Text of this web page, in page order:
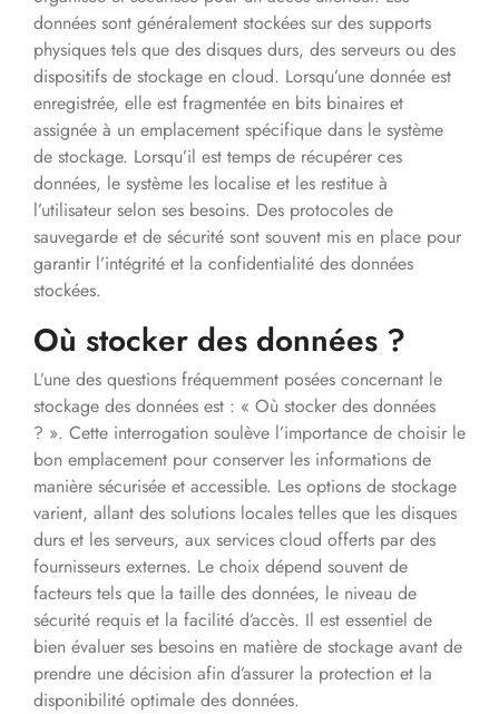
données sont généralement stockées sur des supports
physiques tels que des disques durs, des serveurs ou des
dispositifs de stockage en cloud. Lorsqu’une donnée est
enregistrée, elle est fragmentée en bits binaires et
assignée à un emplacement spécifique dans le système
de stockage. Lorsqu’il est temps de récupérer ces
données, le système les localise et les restitue à
l’utilisateur selon ses besoins. Des protocoles de
sauvegarde et de sécurité sont souvent mis en place pour
garantir l’intégrité et la confidentialité des données
stockées.
Où stocker des données ?
L’une des questions fréquemment posées concernant le
stockage des données est : « Où stocker des données
? ». Cette interrogation soulève l’importance de choisir le
bon emplacement pour conserver les informations de
manière sécurisée et accessible. Les options de stockage
varient, allant des solutions locales telles que les disques
durs et les serveurs, aux services cloud offerts par des
fournisseurs externes. Le choix dépend souvent de
facteurs tels que la taille des données, le niveau de
sécurité requis et la facilité d’accès. Il est essentiel de
bien évaluer ses besoins en matière de stockage avant de
prendre une décision afin d’assurer la protection et la
disponibilité optimale des données.